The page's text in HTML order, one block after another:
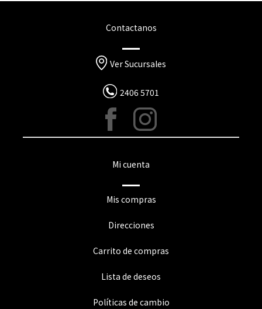
Contactanos
Ver Sucursales
2406 5701
Mi cuenta
Mis compras
Direcciones
Carrito de compras
Lista de deseos
Políticas de cambio